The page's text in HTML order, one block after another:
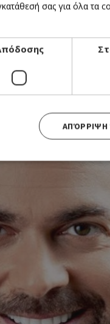
σας για όλα τα
λειτουργίες του ιστότοπου,
χωρίς τα απολύτως απαραίτητα
Λήξη
συνεδρία
συνεδρία
Cookie